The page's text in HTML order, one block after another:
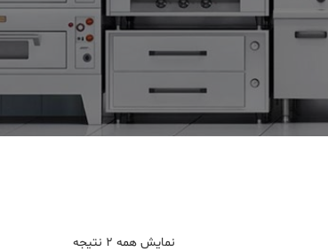
نمایش همه ۲ نتیجه